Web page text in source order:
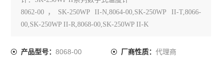
佐藤SATO
瑞士TETKO
8062-00，SK-250WP II-N,8064-00,SK-250WP II-T,8066-
00,SK-250WP II-R,8068-00,SK-250WP II-K
00
产品型号：8068-00 厂商性质： 代理商